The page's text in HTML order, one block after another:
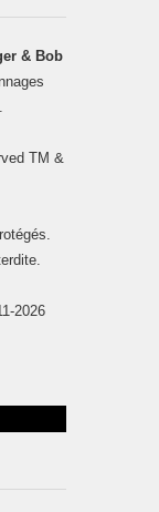
& Bob
TM &
2026